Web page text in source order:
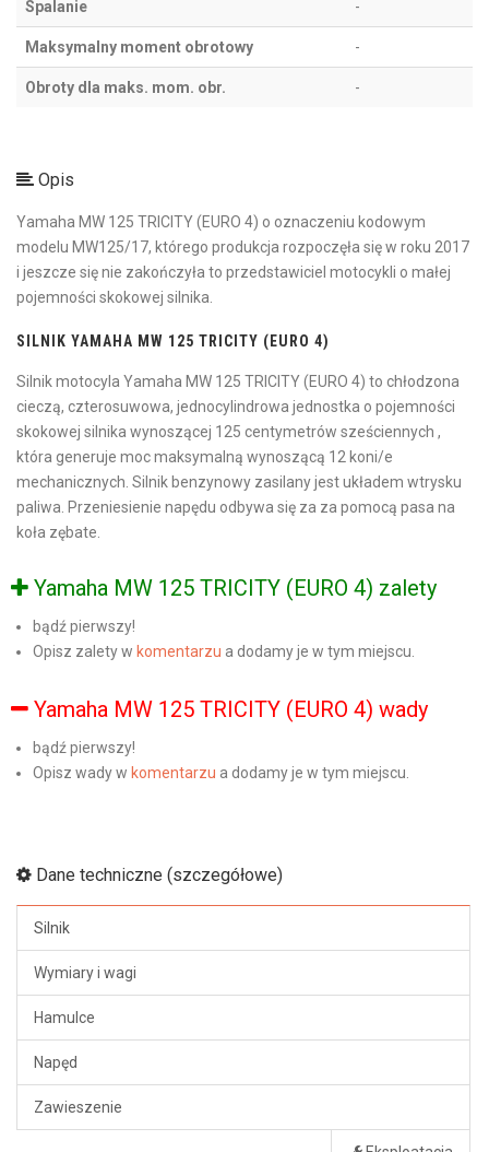
Spalanie -
Maksymalny moment obrotowy -
Obroty dla maks. mom. obr. -
Opis
Yamaha MW 125 TRICITY (EURO 4) o oznaczeniu kodowym
modelu MW125/17, którego produkcja rozpoczęła się w roku 2017
i jeszcze się nie zakończyła to przedstawiciel motocykli o małej
pojemności skokowej silnika.
SILNIK YAMAHA MW 125 TRICITY (EURO 4)
Silnik motocyla Yamaha MW 125 TRICITY (EURO 4) to chłodzona
cieczą, czterosuwowa, jednocylindrowa jednostka o pojemności
skokowej silnika wynoszącej 125 centymetrów sześciennych ,
która generuje moc maksymalną wynoszącą 12 koni/e
mechanicznych. Silnik benzynowy zasilany jest układem wtrysku
paliwa. Przeniesienie napędu odbywa się za za pomocą pasa na
koła zębate.
Yamaha MW 125 TRICITY (EURO 4) zalety
bądź pierwszy!
Opisz zalety w komentarzu a dodamy je w tym miejscu.
Yamaha MW 125 TRICITY (EURO 4) wady
bądź pierwszy!
Opisz wady w komentarzu a dodamy je w tym miejscu.
Dane techniczne (szczegółowe)
Silnik
Wymiary i wagi
Hamulce
Napęd
Zawieszenie